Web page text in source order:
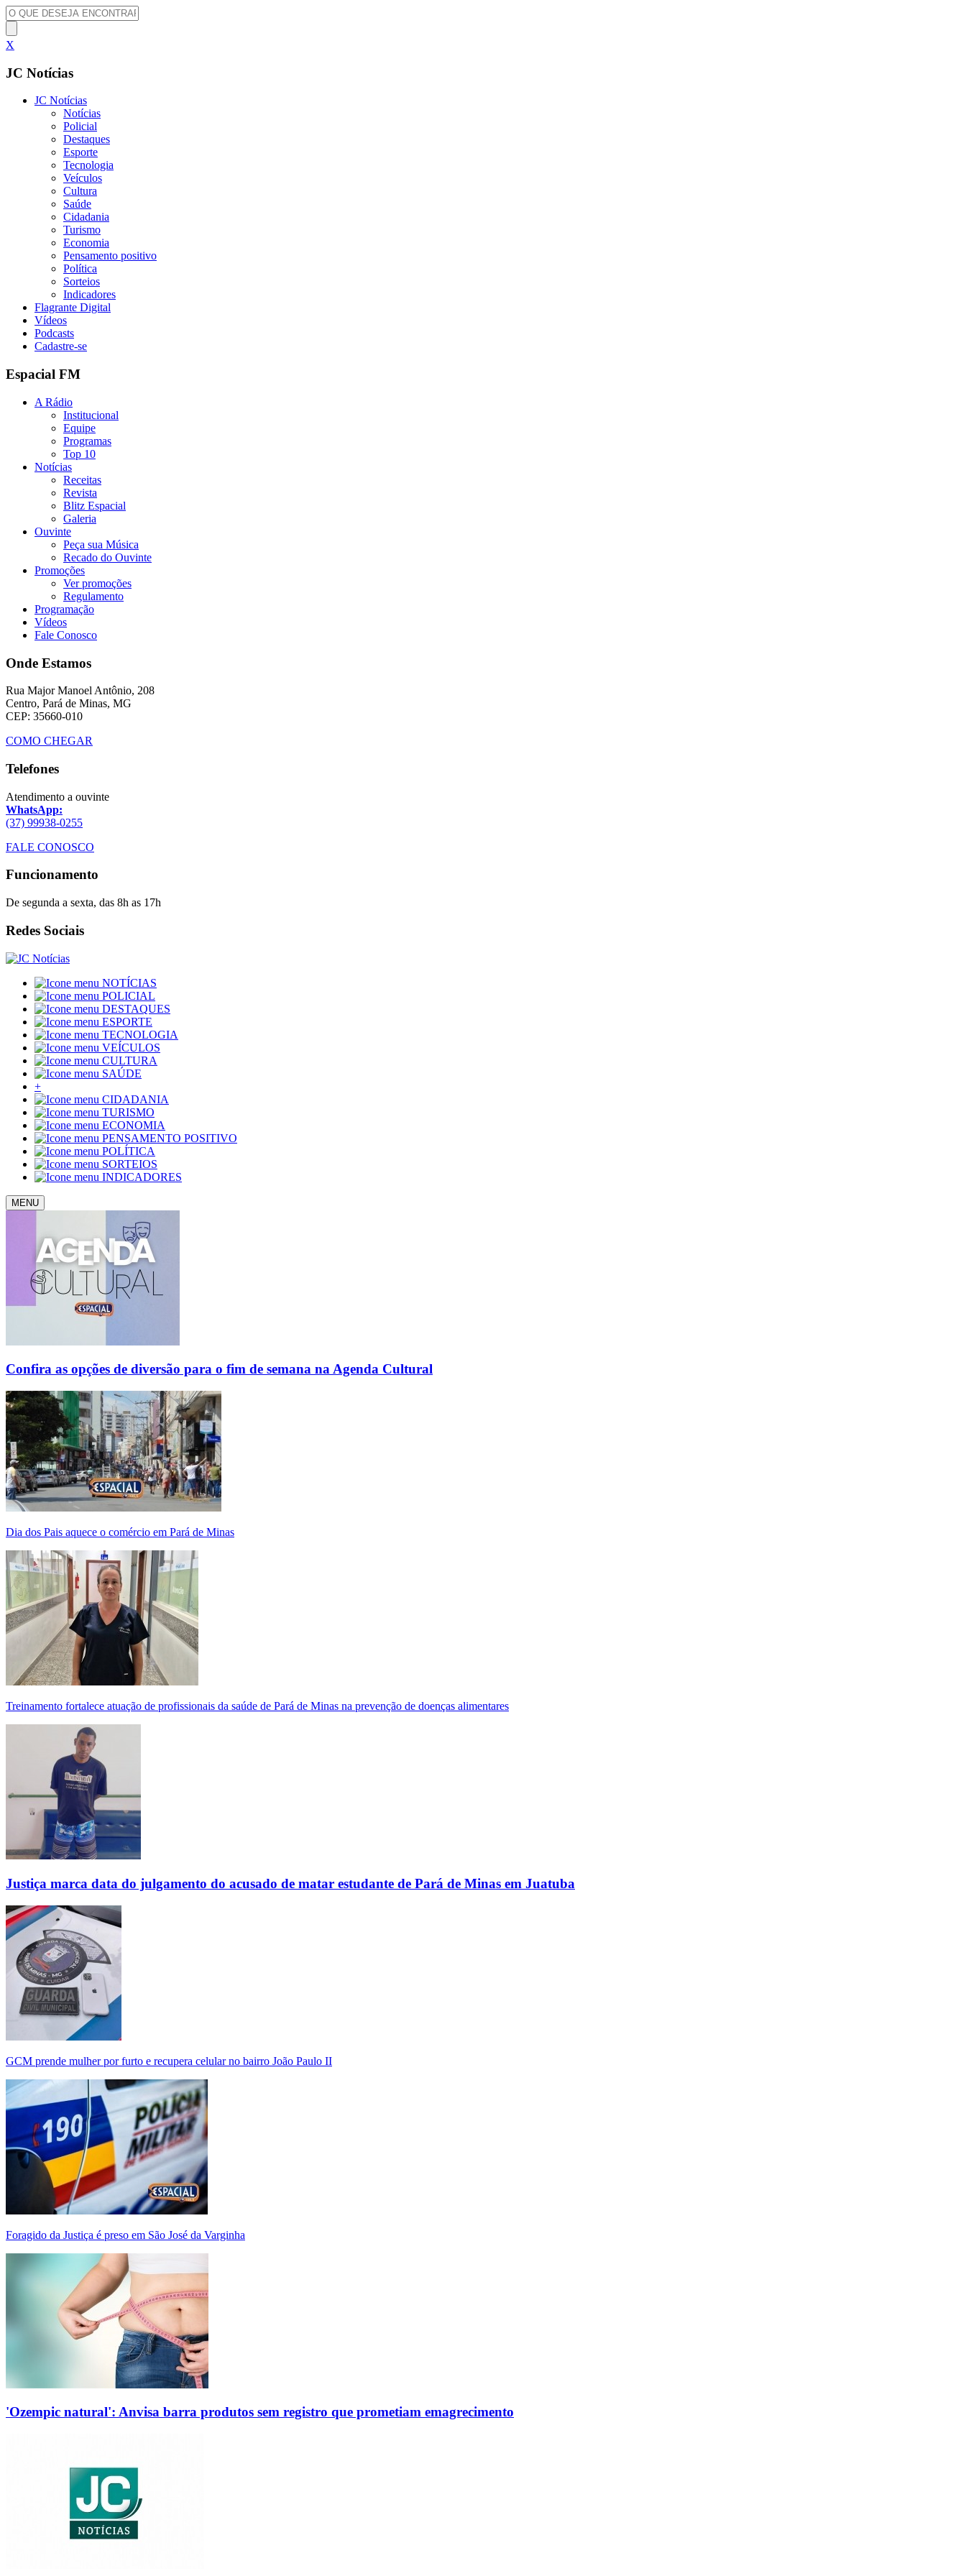
X
JC Notícias
JC Notícias
Notícias
Policial
Destaques
Esporte
Tecnologia
Veículos
Cultura
Saúde
Cidadania
Turismo
Economia
Pensamento positivo
Política
Sorteios
Indicadores
Flagrante Digital
Vídeos
Podcasts
Cadastre-se
Espacial FM
A Rádio
Institucional
Equipe
Programas
Top 10
Notícias
Receitas
Revista
Blitz Espacial
Galeria
Ouvinte
Peça sua Música
Recado do Ouvinte
Promoções
Ver promoções
Regulamento
Programação
Vídeos
Fale Conosco
Onde Estamos
Rua Major Manoel Antônio, 208
Centro, Pará de Minas, MG
CEP: 35660-010
COMO CHEGAR
Telefones
Atendimento a ouvinte
WhatsApp:
(37) 99938-0255
FALE CONOSCO
Funcionamento
De segunda a sexta, das 8h as 17h
Redes Sociais
NOTÍCIAS
POLICIAL
DESTAQUES
ESPORTE
TECNOLOGIA
VEÍCULOS
CULTURA
SAÚDE
+
CIDADANIA
TURISMO
ECONOMIA
PENSAMENTO POSITIVO
POLÍTICA
SORTEIOS
INDICADORES
MENU
Confira as opções de diversão para o fim de semana na Agenda Cultural
Dia dos Pais aquece o comércio em Pará de Minas
Treinamento fortalece atuação de profissionais da saúde de Pará de Minas na prevenção de doenças alimentares
Justiça marca data do julgamento do acusado de matar estudante de Pará de Minas em Juatuba
GCM prende mulher por furto e recupera celular no bairro João Paulo II
Foragido da Justiça é preso em São José da Varginha
'Ozempic natural': Anvisa barra produtos sem registro que prometiam emagrecimento